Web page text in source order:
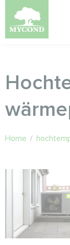
Home /